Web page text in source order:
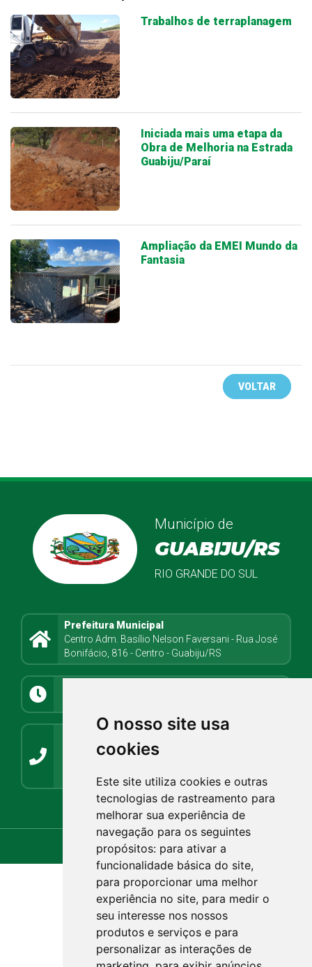
O nosso site usa
cookies
Este site utiliza cookies e outras
tecnologias de rastreamento para
melhorar sua experiência de
navegação para os seguintes
propósitos: para ativar a
funcionalidade básica do site,
para proporcionar uma melhor
experiência no site, para medir o
seu interesse nos nossos
produtos e serviços e para
personalizar as interações de
Trabalhos de terraplanagem
Iniciada mais uma etapa da
Obra de Melhoria na Estrada
Guabiju/Paraí
Ampliação da EMEI Mundo da
Fantasia
VOLTAR
Município de
GUABIJU/RS
RIO GRANDE DO SUL
Prefeitura Municipal
Centro Adm. Basílio Nelson Faversani - Rua José
Bonifácio, 816 - Centro - Guabiju/RS
(54) 3272-1266 / (54) 3272-1001
imprensaguabijurs@gmail.com
Webmail.rs.gov.br Webmail.com.br